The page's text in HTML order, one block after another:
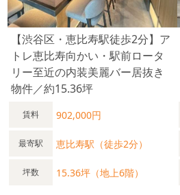
【渋谷区・恵比寿駅徒歩2分】ア
トレ恵比寿向かい・駅前ロータ
リー至近の内装美麗バー居抜き
物件／約15.36坪
賃料 902,000円
最寄駅 恵比寿駅（徒歩2分）
坪数 15.36坪（地上6階）